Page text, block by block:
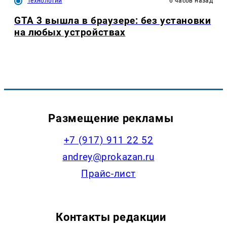
GTA 3 вышла в браузере: без установки
на любых устройствах
Размещение рекламы
+7 (917) 911 22 52
andrey@prokazan.ru
Прайс-лист
Контакты редакции